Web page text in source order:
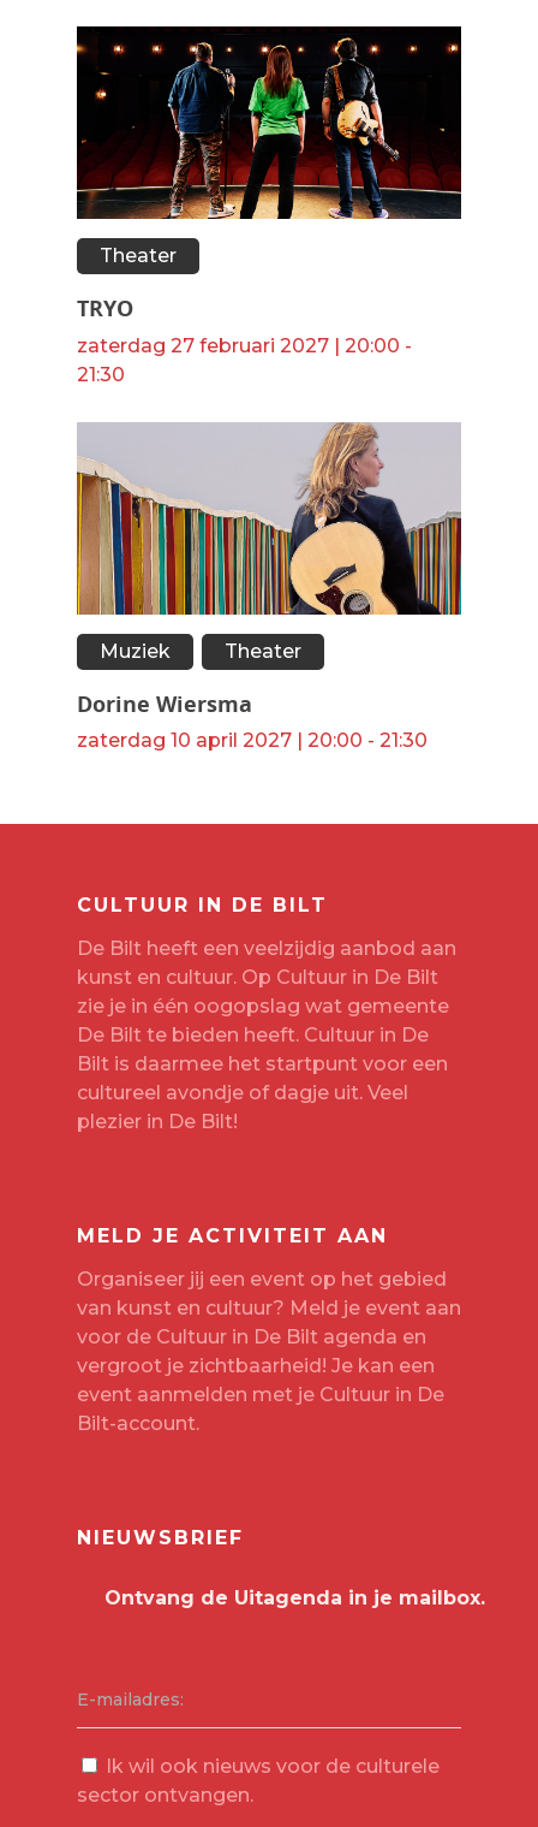
Theater
TRYO
zaterdag 27 februari 2027 | 20:00 -
21:30
Muziek Theater
Dorine Wiersma
zaterdag 10 april 2027 | 20:00 - 21:30
CULTUUR IN DE BILT
De Bilt heeft een veelzijdig aanbod aan
kunst en cultuur. Op Cultuur in De Bilt
zie je in één oogopslag wat gemeente
De Bilt te bieden heeft. Cultuur in De
Bilt is daarmee het startpunt voor een
cultureel avondje of dagje uit. Veel
plezier in De Bilt!
MELD JE ACTIVITEIT AAN
Organiseer jij een event op het gebied
van kunst en cultuur? Meld je event aan
voor de Cultuur in De Bilt agenda en
vergroot je zichtbaarheid! Je kan een
event aanmelden met je Cultuur in De
Bilt-account.
NIEUWSBRIEF
E-mailadres:
Ik wil ook nieuws voor de culturele
sector ontvangen.